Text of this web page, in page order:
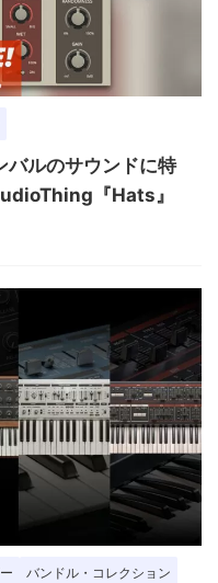
バルのサウンドに特
『Hats』
バンドル・コレクション